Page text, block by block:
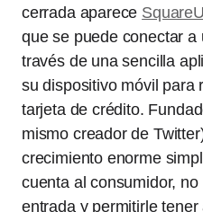
cerrada aparece
que se puede conectar a
través de una sencilla
su dispositivo móvil para
tarjeta de crédito.
mismo creador de
crecimiento enorme
cuenta al consumidor,
entrada y permitirle tener